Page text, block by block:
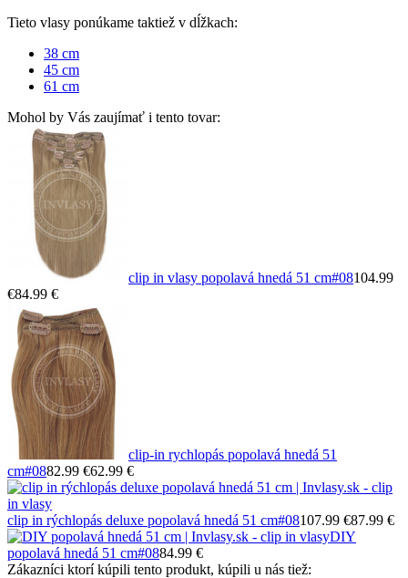
Tieto vlasy ponúkame taktiež v dĺžkach:
38 cm
45 cm
61 cm
Mohol by Vás zaujímať i tento tovar:
clip in vlasy popolavá hnedá 51 cm#08104.99
€84.99 €
clip-in rychlopás popolavá hnedá 51
cm#0882.99 €62.99 €
clip in rýchlopás deluxe popolavá hnedá 51 cm#08107.99 €87.99 €
DIY
popolavá hnedá 51 cm#0884.99 €
Zákazníci ktorí kúpili tento produkt, kúpili u nás tiež: